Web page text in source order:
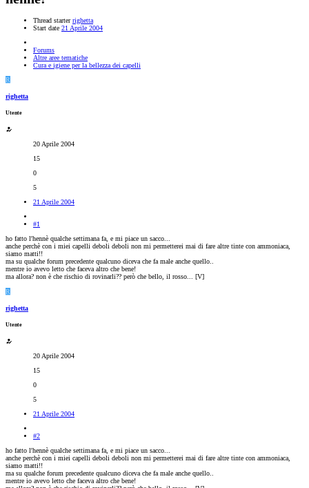
Thread starter righetta
Start date 21 Aprile 2004
Forums
Altre aree tematiche
Cura e igiene per la bellezza dei capelli
R
righetta
Utente
20 Aprile 2004
15
0
5
21 Aprile 2004
#1
ho fatto l'hennè qualche settimana fa, e mi piace un sacco...
anche perchè con i miei capelli deboli deboli non mi permetterei mai di fare altre tinte con ammoniaca,
siamo matti!!
ma su qualche forum precedente qualcuno diceva che fa male anche quello..
mentre io avevo letto che faceva altro che bene!
ma allora? non è che rischio di rovinarli?? però che bello, il rosso... [V]
R
righetta
Utente
20 Aprile 2004
15
0
5
21 Aprile 2004
#2
ho fatto l'hennè qualche settimana fa, e mi piace un sacco...
anche perchè con i miei capelli deboli deboli non mi permetterei mai di fare altre tinte con ammoniaca,
siamo matti!!
ma su qualche forum precedente qualcuno diceva che fa male anche quello..
mentre io avevo letto che faceva altro che bene!